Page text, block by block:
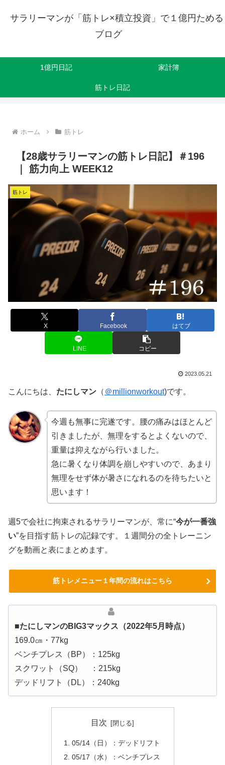
サラリーマンが「筋トレ×積立投資」で１億円ためる
ブログ
1億円日記 家計簿
筋トレ日記
ホーム 筋トレ
【28歳サラリーマンの筋トレ日記】＃196
｜ 筋力向上 WEEK12
筋トレ
X Facebook はてブ
LINE コピー
2023.05.21
こんにちは、 たにしマン （ ＠millionworkout)です。
今週も無事に完遂です。腰の痛みはほとんど
引きましたが、無理をするとよくないので、
重量は抑えながら行いました。
急に暑くなり体調を崩しやすいので、あまり
無理をせず体が暑さになれるのを待ちたいと
思います！
週5で会社に拘束されるサラリーマンが、常に“今が一番強
い”を目指す筋トレの記録です。１週間分の全トレーニン
グを動画と表にまとめます。
筋トレメニュー１年間の流れはこちら
■たにしマンのBIG3マックス（2022年5月時点）
169.0㎝・77kg
ベンチプレス（BP）：125kg
スクワット（SQ） ：215kg
デッドリフト（DL）：240kg
目次
05/14（日）：デッドリフト
05/17（水）：ベンチプレス